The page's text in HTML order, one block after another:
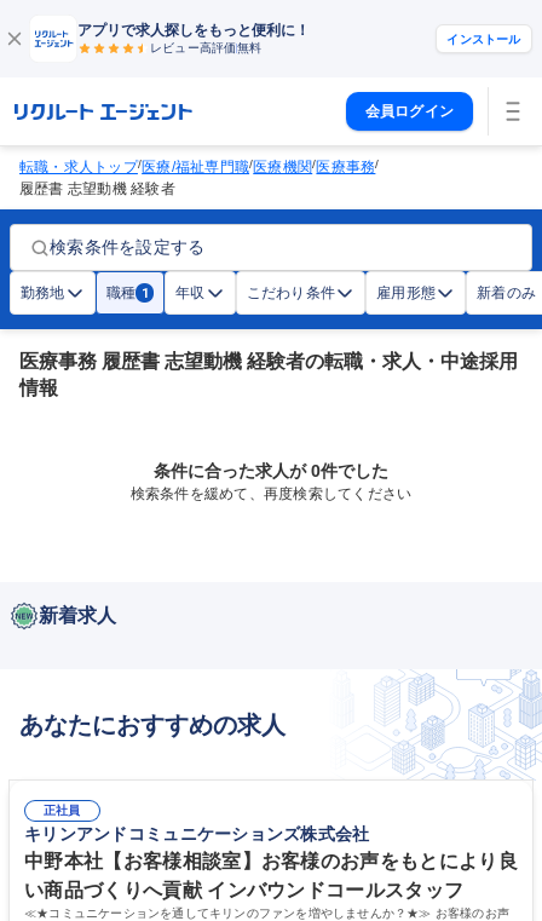
アプリで求人探しをもっと便利に！
レビュー高評価無料
インストール
会員ログイン
転職・求人トップ/医療/福祉専門職/医療機関/医療事務/
履歴書 志望動機 経験者
検索条件を設定する
勤務地 職種 1 年収 こだわり条件 雇用形態 新着のみ
医療事務 履歴書 志望動機 経験者の転職・求人・中途採用
情報
条件に合った求人が 0件でした
検索条件を緩めて、再度検索してください
新着求人
あなたにおすすめの求人
正社員
キリンアンドコミュニケーションズ株式会社
中野本社【お客様相談室】お客様のお声をもとにより良
い商品づくりへ貢献 インバウンドコールスタッフ
≪★コミュニケーションを通してキリンのファンを増やしませんか？★≫ お客様のお声